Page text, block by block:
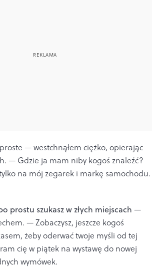
— westchnąłem ciężko, opierając
— Gdzie ja mam niby kogoś znaleźć?
na mój zegarek i markę samochodu.
prostu szukasz w złych miejscach —
— Zobaczysz, jeszcze kogoś
żeby oderwać twoje myśli od tej
cię w piątek na wystawę do nowej
wymówek.